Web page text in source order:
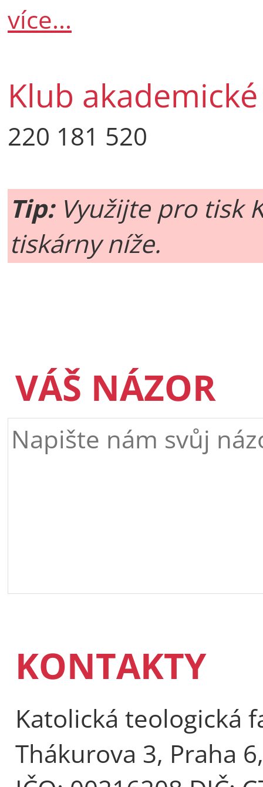
více...
Klub
220 181 520
Tip:Využijte pro tisk
tiskárny níže.
VÁŠ NÁZOR
KONTAKTY
Katolická teologická
Thákurova 3, Praha